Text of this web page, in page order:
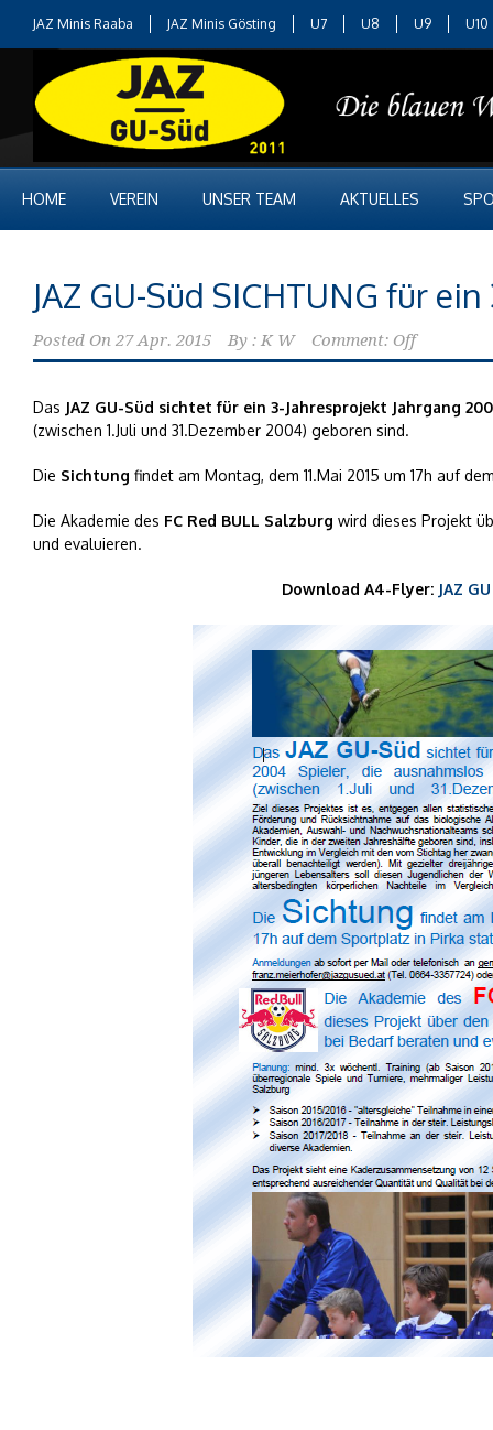
JAZ Minis Raaba JAZ Minis Gösting U7 U8 U9 U10
HOME VEREIN UNSER TEAM AKTUELLES
JAZ GU-Süd SICHTUNG für
Posted On 27 Apr. 2015 By : K W Comment: Off
Das JAZ GU-Süd sichtet für ein 3-Jahresprojekt Jahrgang
(zwischen 1.Juli und 31.Dezember 2004) geboren sind.
Die Sichtung findet am Montag, dem 11.Mai 2015 um 17h auf
Die Akademie des FC Red BULL Salzburg wird dieses Projekt
und evaluieren.
Download A4-Flyer: JAZ